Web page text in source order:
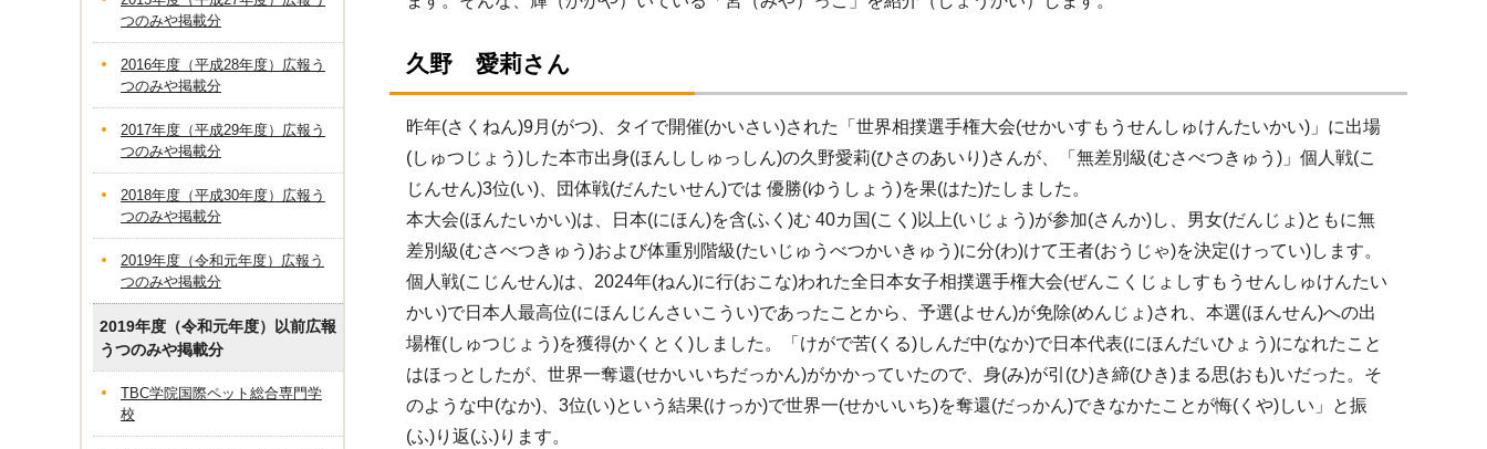
久野 愛莉さん
昨年(さくねん)9月(がつ)、タイで開催(かいさい)された「世界相撲選手権大会(せかいすもうせんしゅけんたいかい)」に出場
(しゅつじょう)した本市出身(ほんししゅっしん)の久野愛莉(ひさのあいり)さんが、「無差別級(むさべつきゅう)」個人戦(こ
じんせん)3位(い)、団体戦(だんたいせん)では 優勝(ゆうしょう)を果(はた)たしました。
本大会(ほんたいかい)は、日本(にほん)を含(ふく)む 40カ国(こく)以上(いじょう)が参加(さんか)し、男女(だんじょ)ともに無
差別級(むさべつきゅう)および体重別階級(たいじゅうべつかいきゅう)に分(わ)けて王者(おうじゃ)を決定(けってい)します。
個人戦(こじんせん)は、2024年(ねん)に行(おこな)われた全日本女子相撲選手権大会(ぜんこくじょしすもうせんしゅけんたい
かい)で日本人最高位(にほんじんさいこうい)であったことから、予選(よせん)が免除(めんじょ)され、本選(ほんせん)への出
場権(しゅつじょう)を獲得(かくとく)しました。「けがで苦(くる)しんだ中(なか)で日本代表(にほんだいひょう)になれたこと
はほっとしたが、世界一奪還(せかいいちだっかん)がかかっていたので、身(み)が引(ひ)き締(ひき)まる思(おも)いだった。そ
のような中(なか)、3位(い)という結果(けっか)で世界一(せかいいち)を奪還(だっかん)できなかたことが悔(くや)しい」と振
(ふ)り返(ふ)ります。
つのみや掲載分
2016年度（平成28年度）広報う
つのみや掲載分
2017年度（平成29年度）広報う
つのみや掲載分
2018年度（平成30年度）広報う
つのみや掲載分
2019年度（令和元年度）広報う
つのみや掲載分
2019年度（令和元年度）以前広報
うつのみや掲載分
TBC学院国際ペット総合専門学
校